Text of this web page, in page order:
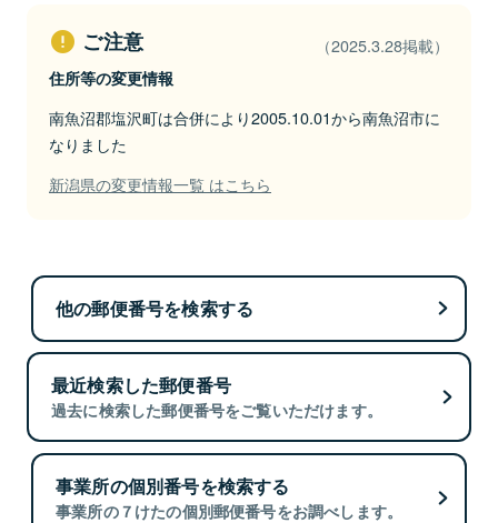
ご注意 （2025.3.28掲載）
住所等の変更情報
南魚沼郡塩沢町は合併により2005.10.01から南魚沼市に
なりました
新潟県の変更情報一覧 はこちら
他の郵便番号を検索する
最近検索した郵便番号
過去に検索した郵便番号をご覧いただけます。
事業所の個別番号を検索する
事業所の７けたの個別郵便番号をお調べします。